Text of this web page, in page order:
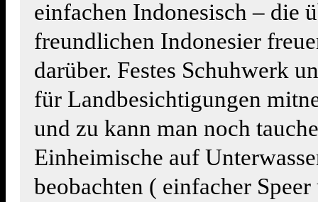
einfachen Indonesisch – die
freundlichen Indonesier
darüber. Festes Schuhwerk
für Landbesichtigungen
und zu kann man noch
Einheimische auf
beobachten ( einfacher Speer